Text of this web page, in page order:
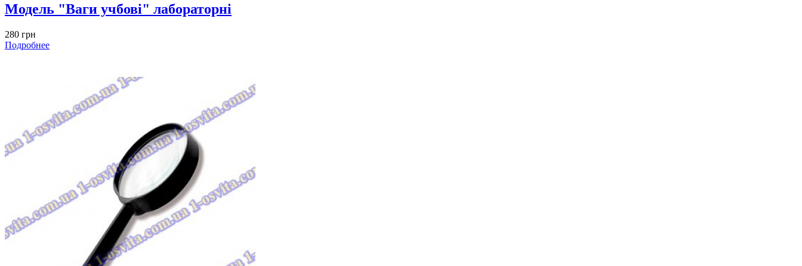
Модель "Ваги учбові" лабораторні
280 грн
Подробнее